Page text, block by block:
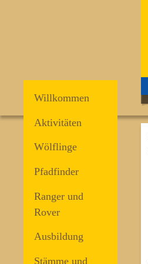
Willkommen
Aktivitäten
Wölflinge
Pfadfinder
Ranger und
Rover
Ausbildung
Stämme und